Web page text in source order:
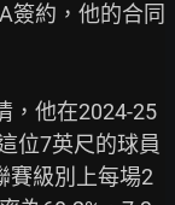
簽約，他的合同
，他在2024-25
位7英尺的球員
賽級別上每場2